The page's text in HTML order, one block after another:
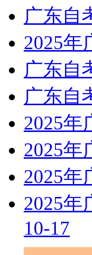
广东自
2025年
广东自
广东自
2025年
2025年
2025年
2025年
10-17